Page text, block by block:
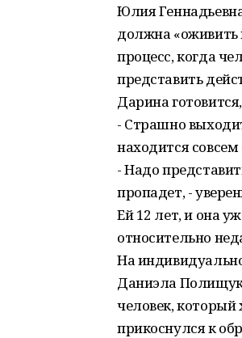
Юлия
должна «оживить
процесс, когда
представить
Дарина
- Страшно
находится совсем
- Надо
пропадет, -
Ей 12 лет, и она
относительно
На
Даниэла Полищук.
человек,
прикоснулся к